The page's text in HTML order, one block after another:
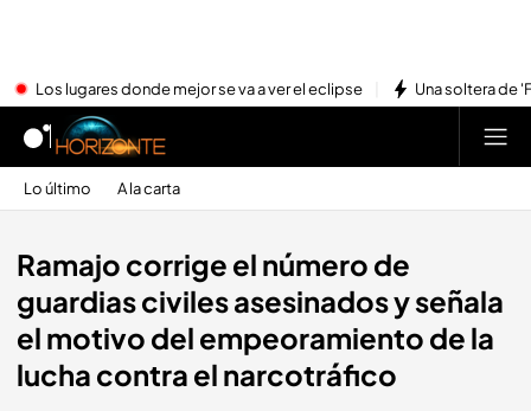
Los lugares donde mejor se va a ver el eclipse Una soltera de
Lo último A la carta
Ramajo corrige el número de
guardias civiles asesinados y señala
el motivo del empeoramiento de la
lucha contra el narcotráfico